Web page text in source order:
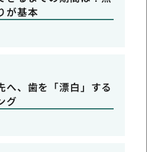
が基本
へ、歯を「漂白」する
グ